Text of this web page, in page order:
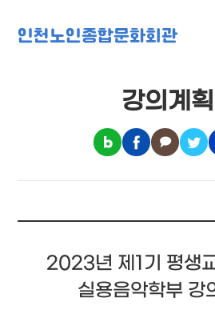
인천노인종합문화회관
강의계
2023년 제1기 평생
실용음악학부 강